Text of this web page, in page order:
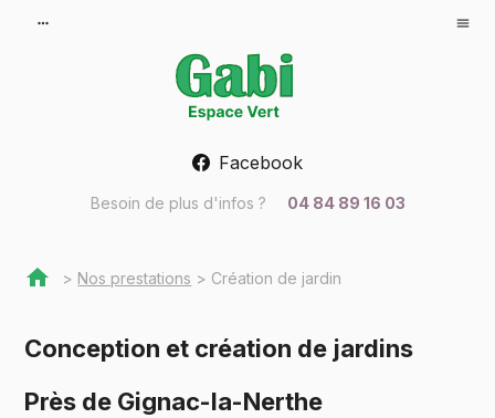
more_horiz menu
Facebook
Besoin de plus d'infos ? 04 84 89 16 03
> Nos prestations > Création de jardin
Conception et création de jardins
Près de Gignac-la-Nerthe